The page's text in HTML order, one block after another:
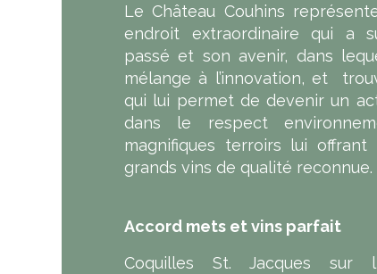
Le Château Couhins
endroit extraordinaire qui a
passé et son avenir, dans
mélange à l’innovation, et
qui lui permet de devenir un
dans le respect
magnifiques terroirs lui
grands vins de qualité reconnue.
Accord mets et vins parfait
Coquilles St. Jacques sur